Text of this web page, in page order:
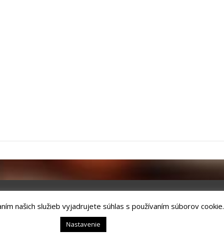
našich služieb vyjadrujete súhlas s používaním súborov cookie.
Nastavenie